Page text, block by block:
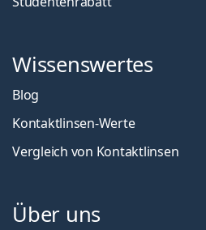
Wissenswertes
Blog
Kontaktlinsen-Werte
Vergleich von Kontaktlinsen
Über uns